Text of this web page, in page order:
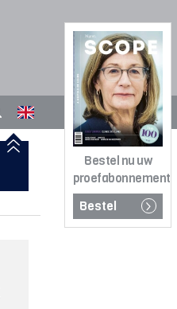
Bestel nu uw
proefabonnement
Bestel